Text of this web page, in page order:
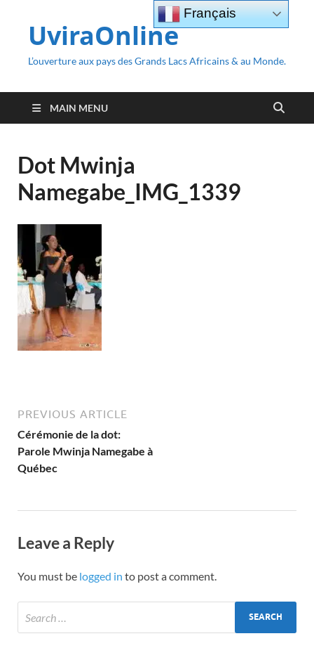
UviraOnline
L’ouverture aux pays des Grands Lacs Africains & au Monde.
MAIN MENU
Dot Mwinja
Namegabe_IMG_1339
PREVIOUS ARTICLE
Cérémonie de la dot:
Parole Mwinja Namegabe à
Québec
Leave a Reply
You must be logged in to post a comment.
Français